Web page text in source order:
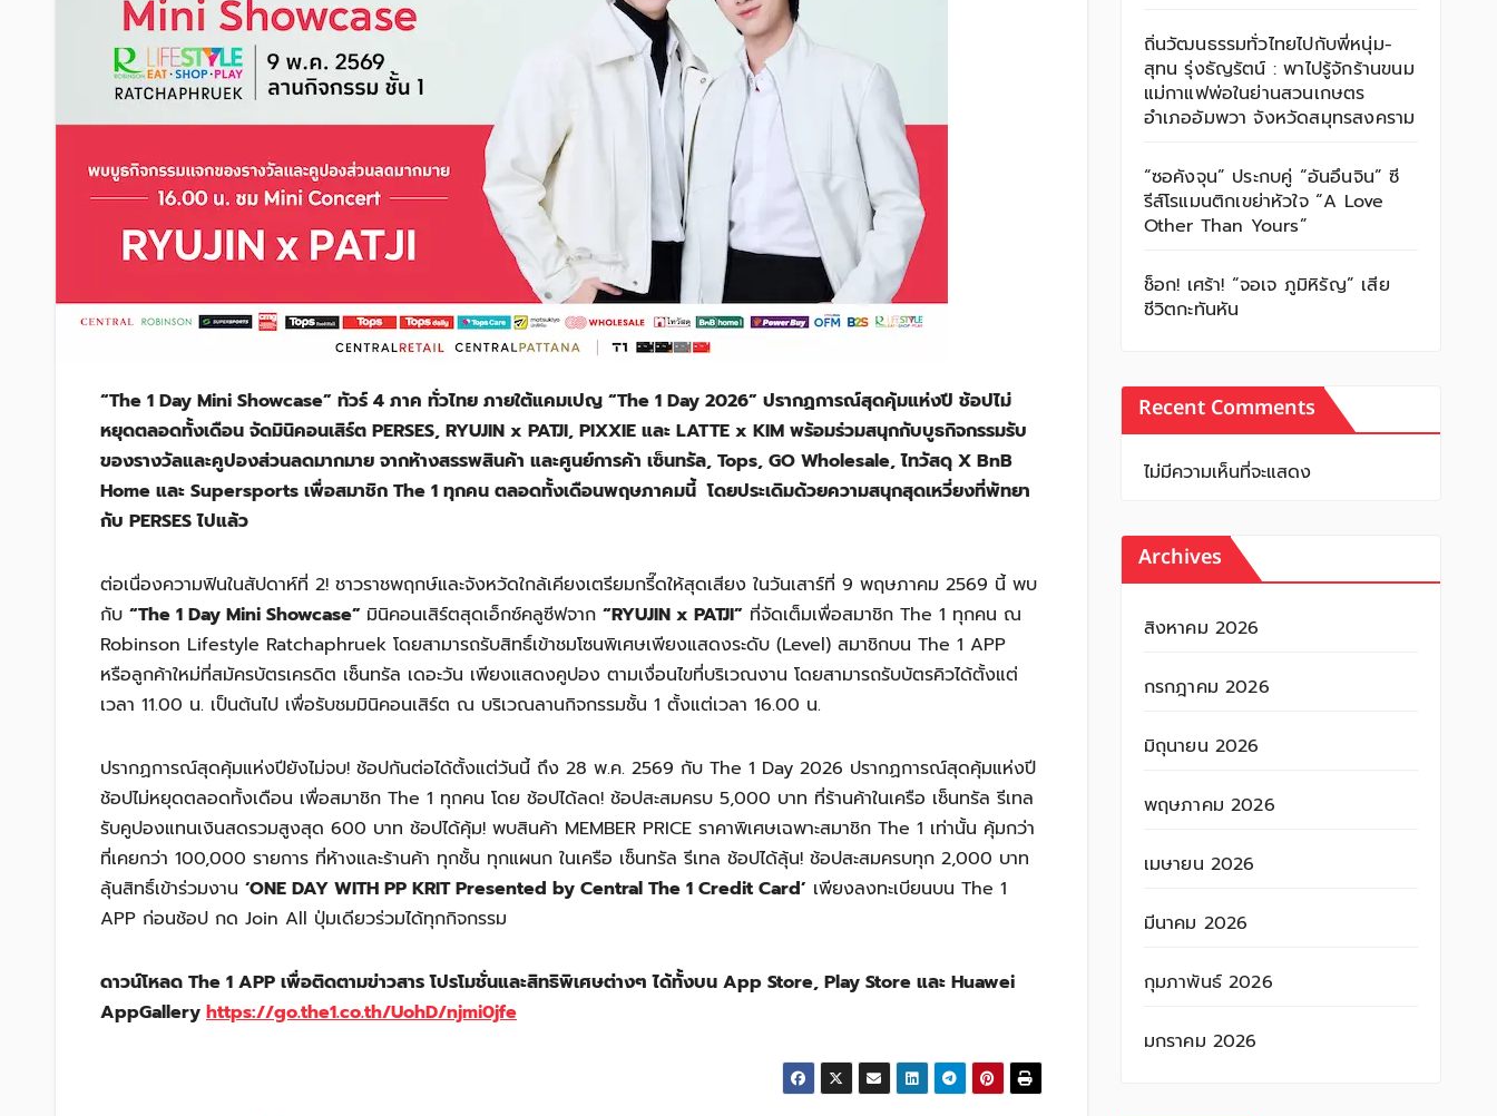
“The 1 Day Mini Showcase” ทัวร์ 4 ภาค ทั่วไทย ภายใต้แคมเปญ “The 1 Day 2026” ปรากฏการณ์สุดคุ้มแห่งปี ช้อปไม่
หยุดตลอดทั้งเดือน จัดมินิคอนเสิร์ต PERSES, RYUJIN x PATJI, PIXXIE และ LATTE x KIM พร้อมร่วมสนุกกับบูธกิจกรรมรับ
ของรางวัลและคูปองส่วนลดมากมาย จากห้างสรรพสินค้า และศูนย์การค้า เซ็นทรัล, Tops, GO Wholesale, ไทวัสดุ X BnB
Home และ Supersports เพื่อสมาชิก The 1 ทุกคน ตลอดทั้งเดือนพฤษภาคมนี้ โดยประเดิมด้วยความสนุกสุดเหวี่ยงที่พัทยา
กับ PERSES ไปแล้ว
ต่อเนื่องความฟินในสัปดาห์ที่ 2! ชาวราชพฤกษ์และจังหวัดใกล้เคียงเตรียมกรี๊ดให้สุดเสียง ในวันเสาร์ที่ 9 พฤษภาคม 2569 นี้ พบ
กับ “The 1 Day Mini Showcase” มินิคอนเสิร์ตสุดเอ็กซ์คลูซีฟจาก “RYUJIN x PATJI” ที่จัดเต็มเพื่อสมาชิก The 1 ทุกคน ณ
Robinson Lifestyle Ratchaphruek โดยสามารถรับสิทธิ์เข้าชมโซนพิเศษเพียงแสดงระดับ (Level) สมาชิกบน The 1 APP
หรือลูกค้าใหม่ที่สมัครบัตรเครดิต เซ็นทรัล เดอะวัน เพียงแสดงคูปอง ตามเงื่อนไขที่บริเวณงาน โดยสามารถรับบัตรคิวได้ตั้งแต่
เวลา 11.00 น. เป็นต้นไป เพื่อรับชมมินิคอนเสิร์ต ณ บริเวณลานกิจกรรมชั้น 1 ตั้งแต่เวลา 16.00 น.
ปรากฏการณ์สุดคุ้มแห่งปียังไม่จบ! ช้อปกันต่อได้ตั้งแต่วันนี้ ถึง 28 พ.ค. 2569 กับ The 1 Day 2026 ปรากฏการณ์สุดคุ้มแห่งปี
ช้อปไม่หยุดตลอดทั้งเดือน เพื่อสมาชิก The 1 ทุกคน โดย ช้อปได้ลด! ช้อปสะสมครบ 5,000 บาท ที่ร้านค้าในเครือ เซ็นทรัล รีเทล
รับคูปองแทนเงินสดรวมสูงสุด 600 บาท ช้อปได้คุ้ม! พบสินค้า MEMBER PRICE ราคาพิเศษเฉพาะสมาชิก The 1 เท่านั้น คุ้มกว่า
ที่เคยกว่า 100,000 รายการ ที่ห้างและร้านค้า ทุกชั้น ทุกแผนก ในเครือ เซ็นทรัล รีเทล ช้อปได้ลุ้น! ช้อปสะสมครบทุก 2,000 บาท
ลุ้นสิทธิ์เข้าร่วมงาน ‘ONE DAY WITH PP KRIT Presented by Central The 1 Credit Card’ เพียงลงทะเบียนบน The 1
APP ก่อนช้อป กด Join All ปุ่มเดียวร่วมได้ทุกกิจกรรม
ดาวน์โหลด The 1 APP เพื่อติดตามข่าวสาร โปรโมชั่นและสิทธิพิเศษต่างๆ ได้ทั้งบน App Store, Play Store และ Huawei
AppGallery https://go.the1.co.th/UohD/njmi0jfe
ถิ่นวัฒนธรรมทั่วไทยไปกับพี่หนุ่ม-
สุทน รุ่งธัญรัตน์ : พาไปรู้จักร้านขนม
แม่กาแฟพ่อในย่านสวนเกษตร
อำเภออัมพวา จังหวัดสมุทรสงคราม
“ซอคังจุน” ประกบคู่ “อันอึนจิน” ซี
รีส์โรแมนติกเขย่าหัวใจ “A Love
Other Than Yours”
ช็อก! เศร้า! “จอเจ ภูมิหิรัญ” เสีย
ชีวิตกะทันหัน
Recent Comments
ไม่มีความเห็นที่จะแสดง
Archives
สิงหาคม 2026
กรกฎาคม 2026
มิถุนายน 2026
พฤษภาคม 2026
เมษายน 2026
มีนาคม 2026
กุมภาพันธ์ 2026
มกราคม 2026